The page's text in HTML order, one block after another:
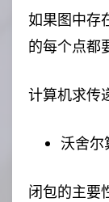
如果图中存
的每个点都
计算机求传
沃舍尔
闭包的主要